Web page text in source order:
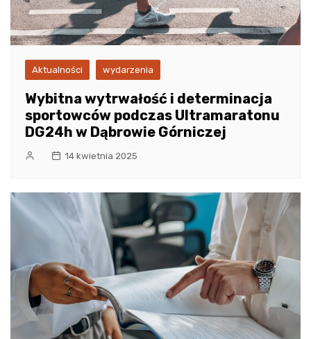
Aktualności wydarzenia
Wybitna wytrwałość i determinacja
sportowców podczas Ultramaratonu
DG24h w Dąbrowie Górniczej
14 kwietnia 2025